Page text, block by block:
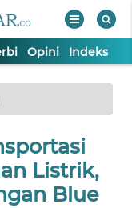
Opini Indeks
Listrik,
Blue